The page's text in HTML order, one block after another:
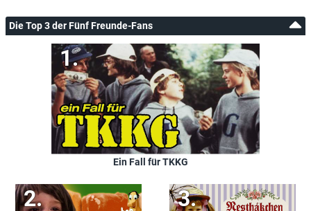
Die Top 3 der Fünf Freunde-Fans
Ein Fall für TKKG